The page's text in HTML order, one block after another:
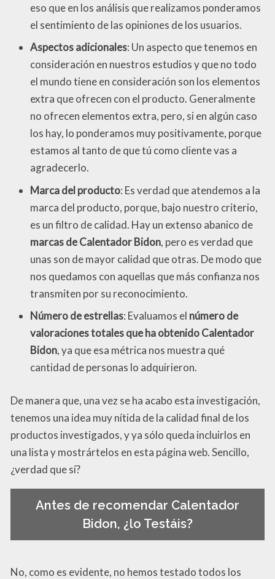
eso que en los análisis que realizamos ponderamos
el sentimiento de las opiniones de los usuarios.
Aspectos adicionales: Un aspecto que tenemos en
consideración en nuestros estudios y que no todo
el mundo tiene en consideración son los elementos
extra que ofrecen con el producto. Generalmente
no ofrecen elementos extra, pero, si en algún caso
los hay, lo ponderamos muy positivamente, porque
estamos al tanto de que tú como cliente vas a
agradecerlo.
Marca del producto: Es verdad que atendemos a la
marca del producto, porque, bajo nuestro criterio,
es un filtro de calidad. Hay un extenso abanico de
marcas de Calentador Bidon, pero es verdad que
unas son de mayor calidad que otras. De modo que
nos quedamos con aquellas que más confianza nos
transmiten por su reconocimiento.
Número de estrellas: Evaluamos el número de
valoraciones totales que ha obtenido Calentador
Bidon, ya que esa métrica nos muestra qué
cantidad de personas lo adquirieron.
De manera que, una vez se ha acabo esta investigación,
tenemos una idea muy nítida de la calidad final de los
productos investigados, y ya sólo queda incluirlos en
una lista y mostrártelos en esta página web. Sencillo,
¿verdad que sí?
Antes de recomendar Calentador
Bidon, ¿lo Testáis?
No, como es evidente, no hemos testado todos los